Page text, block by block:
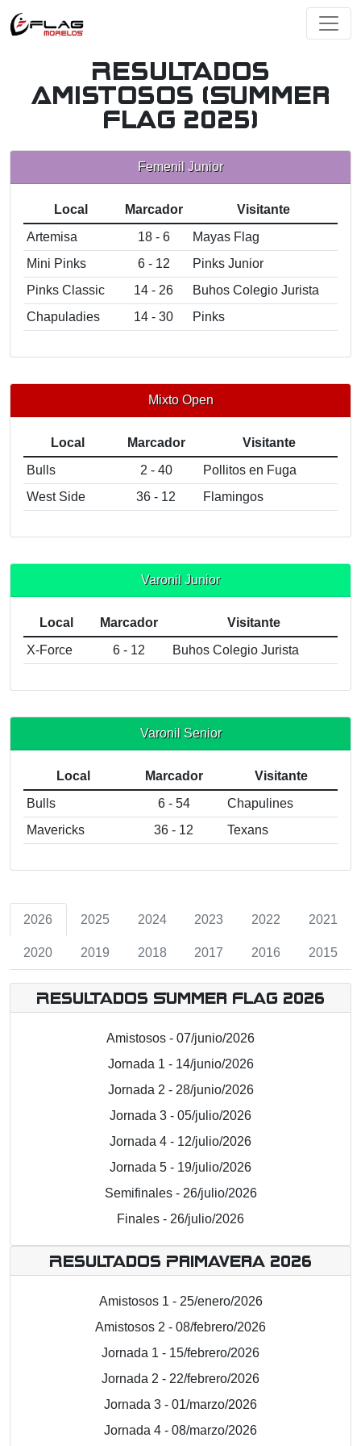
Resultados
Amistosos (Summer
Flag 2025)
Femenil Junior
Local Marcador
Visitante
Artemisa
18 - 6
Mayas Flag
Mini Pinks
6 - 12
Pinks Junior
Pinks Classic
14 - 26
Buhos Colegio Jurista
Chapuladies
14 - 30 Pinks
Mixto Open
Local Marcador
Visitante
Bulls
2 - 40
Pollitos en Fuga
West Side
36 - 12 Flamingos
Varonil Junior
Local Marcador
Visitante
X-Force
6 - 12 Buhos Colegio Jurista
Varonil Senior
Local Marcador
Visitante
Bulls
6 - 54
Chapulines
Mavericks
36 - 12 Texans
2026 2025 2024 2023 2022 2021
2020 2019 2018 2017 2016 2015
Resultados Summer Flag 2026
Amistosos - 07/junio/2026
Jornada 1 - 14/junio/2026
Jornada 2 - 28/junio/2026
Jornada 3 - 05/julio/2026
Jornada 4 - 12/julio/2026
Jornada 5 - 19/julio/2026
Semifinales - 26/julio/2026
Finales - 26/julio/2026
Resultados Primavera 2026
Amistosos 1 - 25/enero/2026
Amistosos 2 - 08/febrero/2026
Jornada 1 - 15/febrero/2026
Jornada 2 - 22/febrero/2026
Jornada 3 - 01/marzo/2026
Jornada 4 - 08/marzo/2026